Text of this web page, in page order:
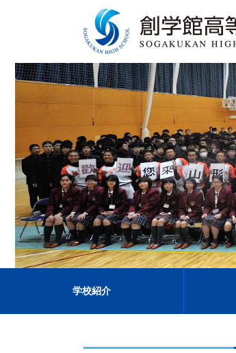
学校紹介